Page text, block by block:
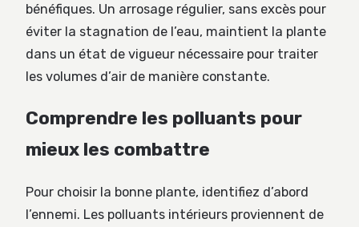
bénéfiques. Un arrosage régulier, sans excès pour
éviter la stagnation de l’eau, maintient la plante
dans un état de vigueur nécessaire pour traiter
les volumes d’air de manière constante.
Comprendre les polluants pour
mieux les combattre
Pour choisir la bonne plante, identifiez d’abord
l’ennemi. Les polluants intérieurs proviennent de